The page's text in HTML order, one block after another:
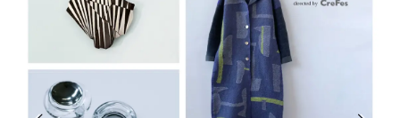
KITTE丸の内
⼆⼦⽟川 Dogwood Plaza
横浜赤レンガ倉庫
ルクア⼤阪
Nail Salon 4 Café3
Spiral Schole
スパイラルが推進するエデュケーシ
ョンプログラム
Spiral Print Collection
スパイラルが提案するオリジナルプ
リント作品
採用情報 お問い合わせ